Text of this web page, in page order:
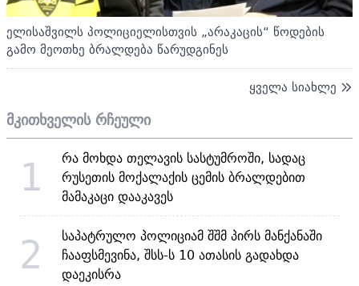
ელისაშვილს პოლიციელისთვის „არაკაცის“ წოდების
გამო მეოთხე ბრალდება წარუდგინეს
ყველა სიახლე
მკითხველის რჩეული
1
რა მოხდა თელავის სასტუმროში, სადაც
რუსეთის მოქალაქის ცემის ბრალდებით
მამაკაცი დააკავეს
2
საპატრულო პოლიციამ შშმ პირს მანქანაში
ჩააფსმევინა, შსს-ს 10 ათასის გადახდა
დაეკისრა